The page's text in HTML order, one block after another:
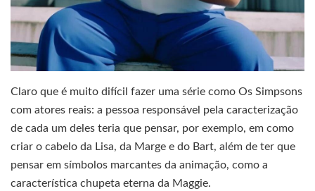
Claro que é muito difícil fazer uma série como Os Simpsons
com atores reais: a pessoa responsável pela caracterização
de cada um deles teria que pensar, por exemplo, em como
criar o cabelo da Lisa, da Marge e do Bart, além de ter que
pensar em símbolos marcantes da animação, como a
característica chupeta eterna da Maggie.